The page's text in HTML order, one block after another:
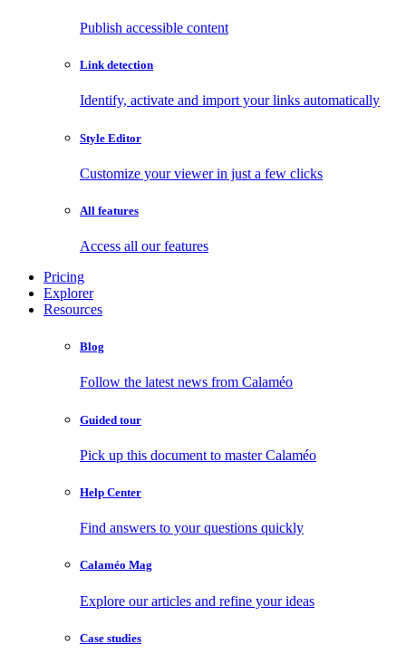
Publish accessible content
Link detection
Identify, activate and import your links automatically
Style Editor
Customize your viewer in just a few clicks
All features
Access all our features
Pricing
Explorer
Resources
Blog
Follow the latest news from Calaméo
Guided tour
Pick up this document to master Calaméo
Help Center
Find answers to your questions quickly
Calaméo Mag
Explore our articles and refine your ideas
Case studies